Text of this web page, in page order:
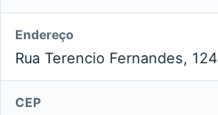
Endereço
Rua Terencio Fernandes, 124
CEP